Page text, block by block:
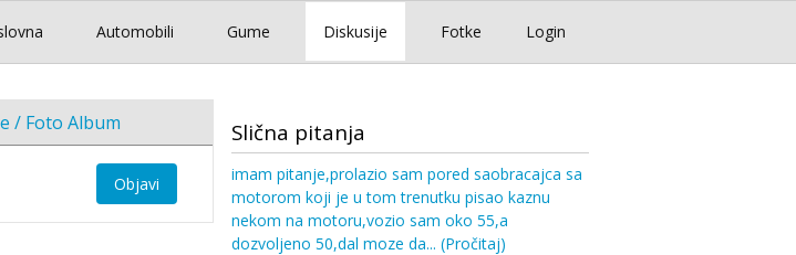
Login
Automobili Gume Diskusije Fotke
/ Foto Album
Objavi
Slična pitanja
imam pitanje,prolazio sam pored saobracajca sa
motorom koji je u tom trenutku pisao kaznu
nekom na motoru,vozio sam oko 55,a
dozvoljeno 50,dal moze da... (Pročitaj)